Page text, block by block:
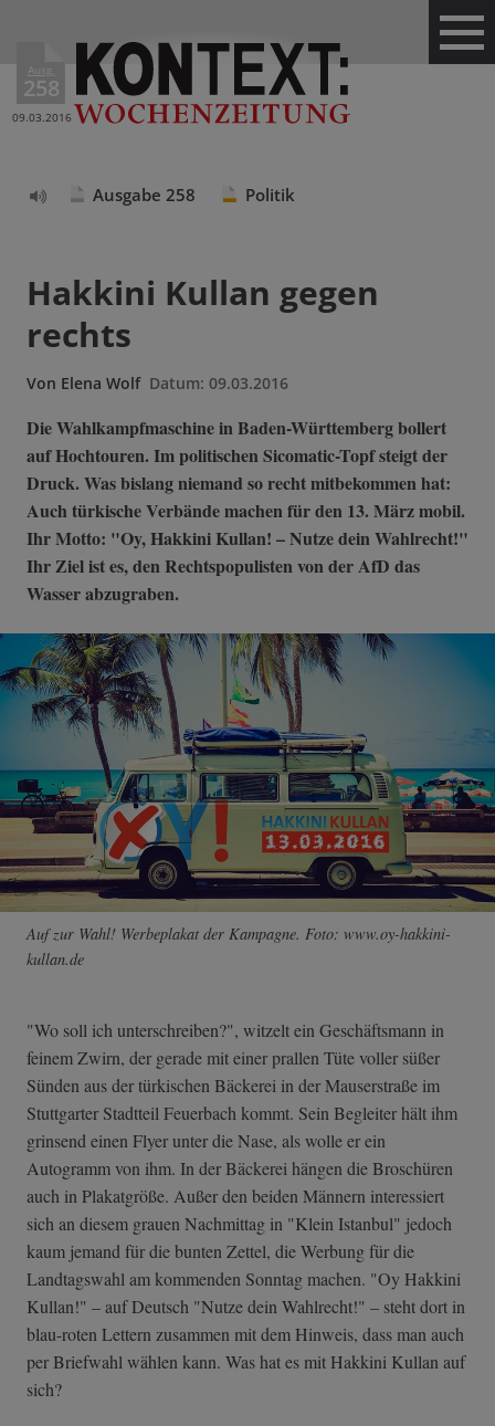
Ausg.
258
09.03.2016
Ausgabe 258 Politik
Hakkini Kullan gegen
rechts
Von Elena Wolf Datum: 09.03.2016
Die Wahlkampfmaschine in Baden-Württemberg bollert
auf Hochtouren. Im politischen Sicomatic-Topf steigt der
Druck. Was bislang niemand so recht mitbekommen hat:
Auch türkische Verbände machen für den 13. März mobil.
Ihr Motto: "Oy, Hakkini Kullan! – Nutze dein Wahlrecht!"
Ihr Ziel ist es, den Rechtspopulisten von der AfD das
Wasser abzugraben.
Auf zur Wahl! Werbeplakat der Kampagne. Foto: www.oy-hakkini-
kullan.de
"Wo soll ich unterschreiben?", witzelt ein Geschäftsmann in
feinem Zwirn, der gerade mit einer prallen Tüte voller süßer
Sünden aus der türkischen Bäckerei in der Mauserstraße im
Stuttgarter Stadtteil Feuerbach kommt. Sein Begleiter hält ihm
grinsend einen Flyer unter die Nase, als wolle er ein
Autogramm von ihm. In der Bäckerei hängen die Broschüren
auch in Plakatgröße. Außer den beiden Männern interessiert
sich an diesem grauen Nachmittag in "Klein Istanbul" jedoch
kaum jemand für die bunten Zettel, die Werbung für die
Landtagswahl am kommenden Sonntag machen. "Oy Hakkini
Kullan!" – auf Deutsch "Nutze dein Wahlrecht!" – steht dort in
blau-roten Lettern zusammen mit dem Hinweis, dass man auch
per Briefwahl wählen kann. Was hat es mit Hakkini Kullan auf
sich?